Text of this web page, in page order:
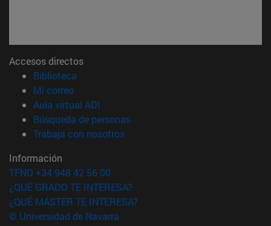
Accesos directos
Biblioteca
Mi correo(abre en nueva ventana)
Aula virtual ADI
Búsqueda de personas(abre en nueva ventana)
Trabaja con nosotros(abre en nueva ventana)
Información
TFNO +34 948 42 56 00
¿QUÉ GRADO TE INTERESA?
¿QUÉ MÁSTER TE INTERESA?
© Universidad de Navarra